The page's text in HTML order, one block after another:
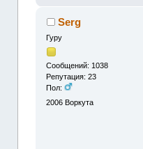
Serg
Гуру
Сообщений: 1038
Репутация: 23
Пол:
2006 Воркута